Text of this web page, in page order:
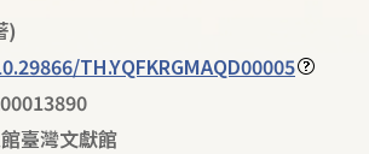
)
TH.YQFKRGMAQD00005
臺灣文獻館